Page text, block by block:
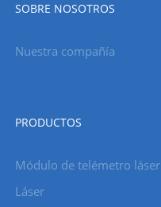
SOBRE NOSOTROS
Nuestra compañía
PRODUCTOS
Módulo de telémetro láser
Láser